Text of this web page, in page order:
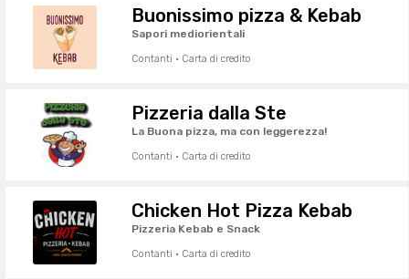
Buonissimo pizza & Kebab
Sapori mediorientali
Contanti · Carta di credito
Pizzeria dalla Ste
La Buona pizza, ma con leggerezza!
Contanti · Carta di credito
Chicken Hot Pizza Kebab
Pizzeria Kebab e Snack
Contanti · Carta di credito